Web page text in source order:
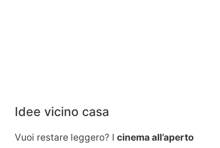
Idee vicino casa
Vuoi restare leggero? I cinema all’aperto